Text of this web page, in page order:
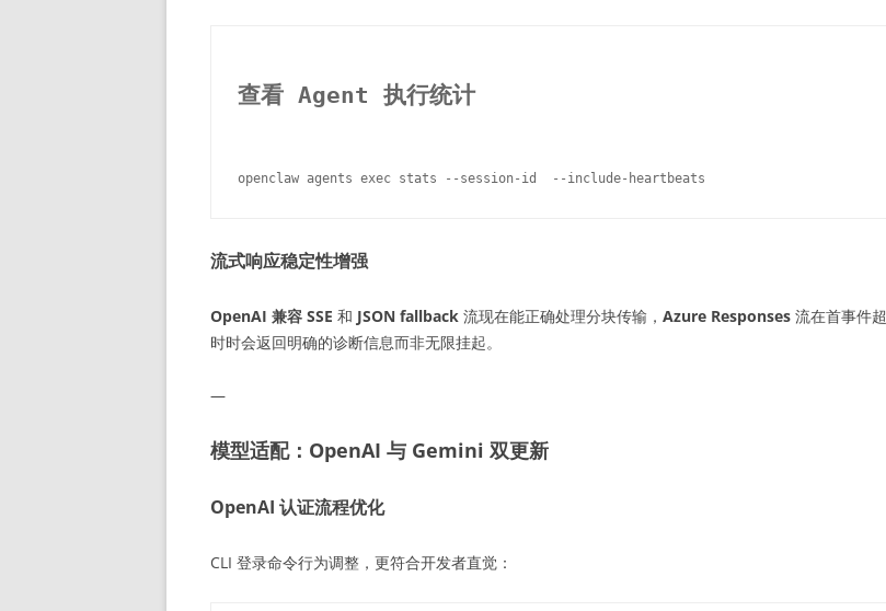
查看 Agent 执行统计
openclaw agents exec stats --session-id
流式响应稳定性增强
OpenAI 兼容 SSE 和 JSON fallback 流现在能正确处理分块传输， Azure Responses 流在首事件超
时时会返回明确的诊断信息而非无限挂起。
—
模型适配：OpenAI 与 Gemini 双更新
OpenAI 认证流程优化
CLI 登录命令行为调整，更符合开发者直觉：